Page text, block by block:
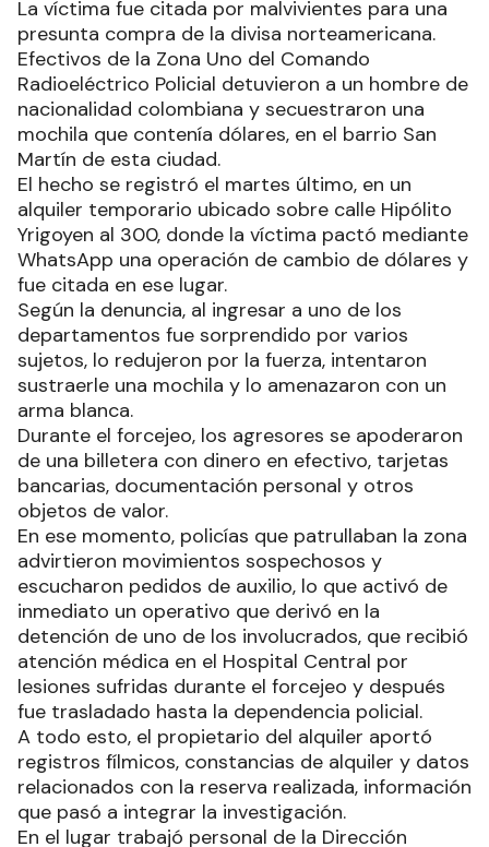
La víctima fue citada por malvivientes para una
presunta compra de la divisa norteamericana.
Efectivos de la Zona Uno del Comando
Radioeléctrico Policial detuvieron a un hombre de
nacionalidad colombiana y secuestraron una
mochila que contenía dólares, en el barrio San
Martín de esta ciudad.
El hecho se registró el martes último, en un
alquiler temporario ubicado sobre calle Hipólito
Yrigoyen al 300, donde la víctima pactó mediante
WhatsApp una operación de cambio de dólares y
fue citada en ese lugar.
Según la denuncia, al ingresar a uno de los
departamentos fue sorprendido por varios
sujetos, lo redujeron por la fuerza, intentaron
sustraerle una mochila y lo amenazaron con un
arma blanca.
Durante el forcejeo, los agresores se apoderaron
de una billetera con dinero en efectivo, tarjetas
bancarias, documentación personal y otros
objetos de valor.
En ese momento, policías que patrullaban la zona
advirtieron movimientos sospechosos y
escucharon pedidos de auxilio, lo que activó de
inmediato un operativo que derivó en la
detención de uno de los involucrados, que recibió
atención médica en el Hospital Central por
lesiones sufridas durante el forcejeo y después
fue trasladado hasta la dependencia policial.
A todo esto, el propietario del alquiler aportó